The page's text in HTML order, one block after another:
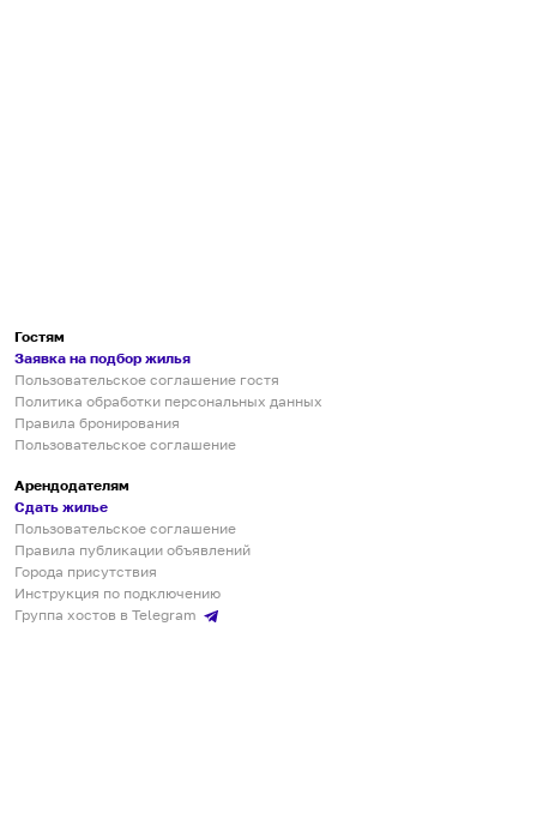
Гостям
Заявка на подбор жилья
Пользовательское соглашение гостя
Политика обработки персональных данных
Правила бронирования
Пользовательское соглашение
Арендодателям
Сдать жилье
Пользовательское соглашение
Правила публикации объявлений
Города присутствия
Инструкция по подключению
Группа хостов в Telegram